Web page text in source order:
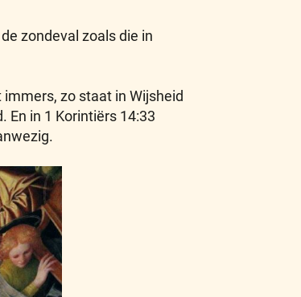
zondeval zoals die in
zo staat in Wijsheid
En in 1 Korintiërs 14:33